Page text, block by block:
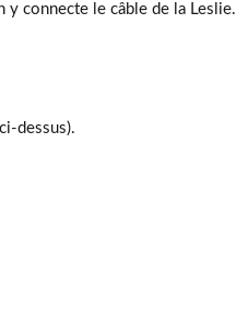
y connecte le câble de la Leslie.
dessus).